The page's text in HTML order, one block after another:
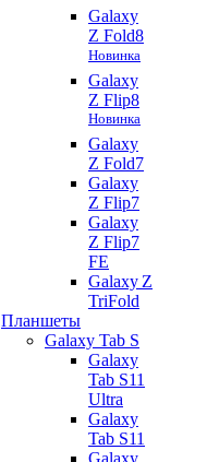
Galaxy
Z Fold8
Новинка
Galaxy
Z Flip8
Новинка
Galaxy
Z Fold7
Galaxy
Z Flip7
Galaxy
Z Flip7
FE
Galaxy Z
TriFold
Планшеты
Galaxy Tab S
Galaxy
Tab S11
Ultra
Galaxy
Tab S11
Galaxy